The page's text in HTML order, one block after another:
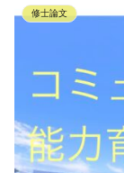
修士論文